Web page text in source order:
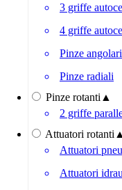
3 griffe
4 griffe
Pinze angolari
Pinze radiali
Pinze rotanti ▲
2 griffe
Attuatori rotanti ▲
Attuatori
Attuatori